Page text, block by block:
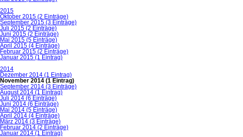
2015
Oktober 2015 (2 Einträge)
September 2015 (3 Einträge)
Juli 2015 (2 Einträge)
Juni 2015 (2 Einträge)
Mai 2015 (5 Einträge)
April 2015 (4 Einträge)
Februar 2015 (2 Einträge)
Januar 2015 (1 Eintrag)
2014
Dezember 2014 (1 Eintrag)
November 2014 (1 Eintrag)
September 2014 (3 Einträge)
August 2014 (1 Eintrag)
Juli 2014 (6 Einträge)
Juni 2014 (6 Einträge)
Mai 2014 (5 Einträge)
April 2014 (4 Einträge)
März 2014 (3 Einträge)
Februar 2014 (2 Einträge)
Januar 2014 (1 Eintrag)